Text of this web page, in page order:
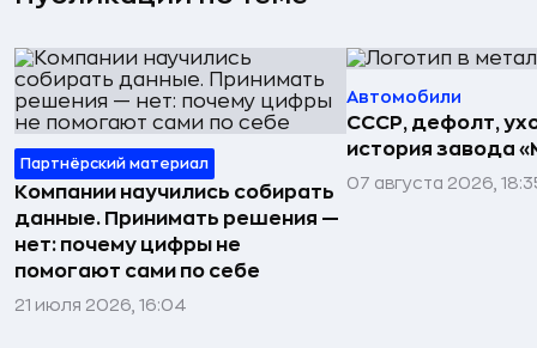
Партнёрский материал
Компании научились собирать
данные. Принимать решения —
нет: почему цифры не
помогают сами по себе
21 июля 2026, 16:04
Автомобили
СССР, дефолт,
история завода
07 августа 2026,